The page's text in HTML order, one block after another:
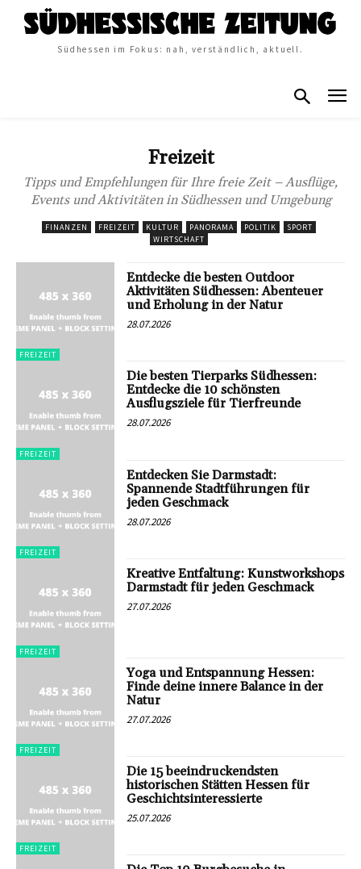
Südhessen im Fokus: nah, verständlich, aktuell.
Freizeit
Tipps und Empfehlungen für Ihre freie Zeit – Ausflüge,
Events und Aktivitäten in Südhessen und Umgebung
FINANZEN FREIZEIT KULTUR PANORAMA POLITIK
SPORT
WIRTSCHAFT
FREIZEIT
Entdecke die besten Outdoor
Aktivitäten Südhessen: Abenteuer
und Erholung in der Natur
28.07.2026
FREIZEIT
Die besten Tierparks Südhessen:
Entdecke die 10 schönsten
Ausflugsziele für Tierfreunde
28.07.2026
FREIZEIT
Entdecken Sie Darmstadt:
Spannende Stadtführungen für
jeden Geschmack
28.07.2026
FREIZEIT
Kreative Entfaltung: Kunstworkshops
Darmstadt für jeden Geschmack
27.07.2026
FREIZEIT
Yoga und Entspannung Hessen:
Finde deine innere Balance in der
Natur
27.07.2026
FREIZEIT
Die 15 beeindruckendsten
historischen Stätten Hessen für
Geschichtsinteressierte
25.07.2026